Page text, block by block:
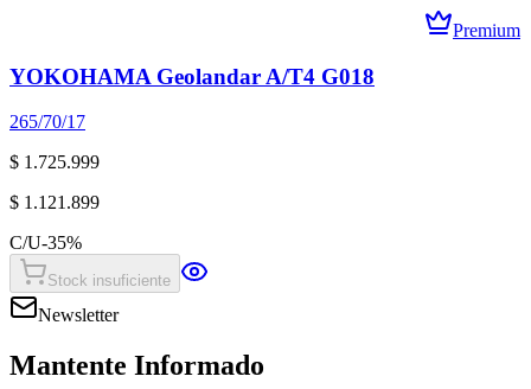
Premium
YOKOHAMA Geolandar A/T4 G018
265/70/17
$ 1.725.999
$ 1.121.899
C/U-35%
Stock insuficiente
Newsletter
Mantente Informado